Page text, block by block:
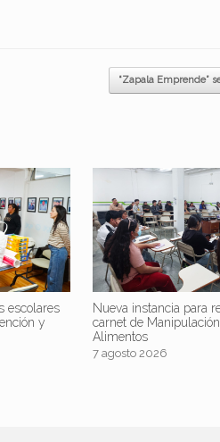
“Zapala Emprende”
escolares
y
Nueva instancia para
carnet de
Alimentos
7 agosto 2026